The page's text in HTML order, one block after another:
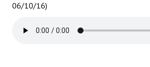
Dictámenes Asesoría Letrada
Actas de Sesión
06/10/16)